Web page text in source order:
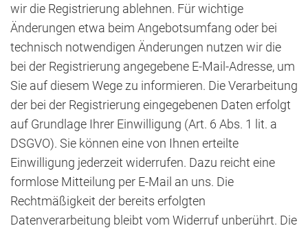
wir die Registrierung ablehnen. Für wichtige
Änderungen etwa beim Angebotsumfang oder bei
technisch notwendigen Änderungen nutzen wir die
bei der Registrierung angegebene E-Mail-Adresse, um
Sie auf diesem Wege zu informieren. Die Verarbeitung
der bei der Registrierung eingegebenen Daten erfolgt
auf Grundlage Ihrer Einwilligung (Art. 6 Abs. 1 lit. a
DSGVO). Sie können eine von Ihnen erteilte
Einwilligung jederzeit widerrufen. Dazu reicht eine
formlose Mitteilung per E-Mail an uns. Die
Rechtmäßigkeit der bereits erfolgten
Datenverarbeitung bleibt vom Widerruf unberührt. Die